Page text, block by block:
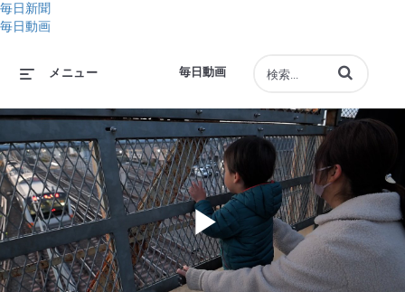
毎日新聞
毎日動画
毎日動画
メニュー 動画の検索語句
Play